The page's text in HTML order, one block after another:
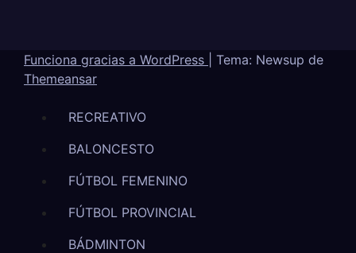
Funciona gracias a WordPress
Tema: Newsup de
Themeansar
RECREATIVO
BALONCESTO
FÚTBOL FEMENINO
FÚTBOL PROVINCIAL
BÁDMINTON